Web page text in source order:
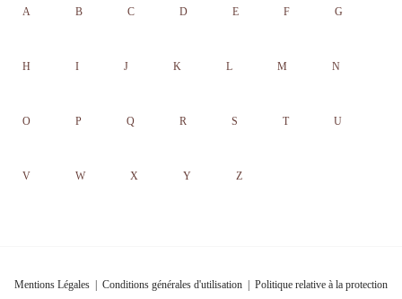
A B C D E F G
H I J K L M N
O P Q R S T U
V W X Y Z
Mentions Légales Conditions générales d'utilisation Politique relative à la protection